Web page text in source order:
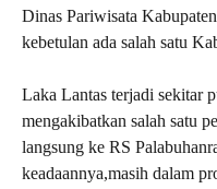
Dinas Pariwisata
kebetulan ada salah satu
Laka Lantas terjadi sekitar
mengakibatkan salah satu
langsung ke RS
keadaannya,masih dalam